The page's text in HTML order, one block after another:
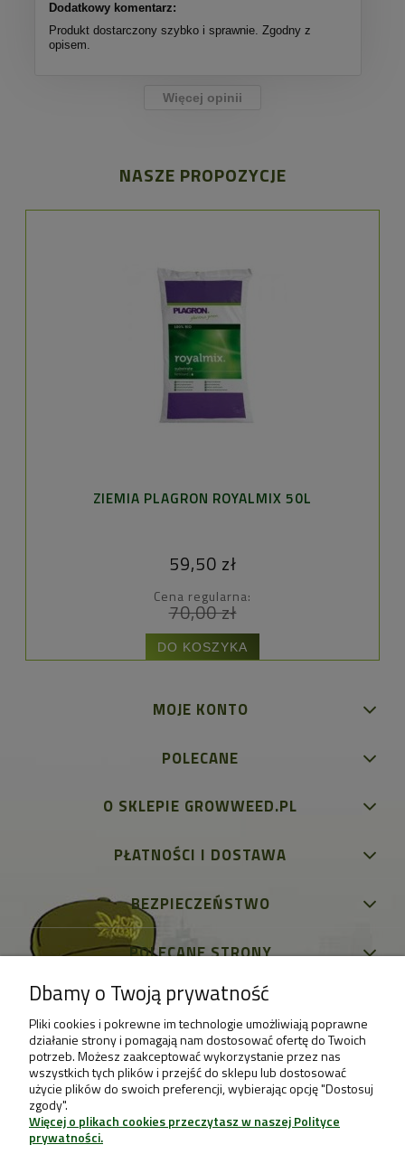
Dodatkowy komentarz:
Produkt dostarczony szybko i sprawnie. Zgodny z
opisem.
Więcej opinii
NASZE PROPOZYCJE
ZIEMIA PLAGRON ROYALMIX 50L
59,50 zł
Cena regularna:
70,00 zł
DO KOSZYKA
MOJE KONTO
POLECANE
O SKLEPIE GROWWEED.PL
PŁATNOŚCI I DOSTAWA
BEZPIECZEŃSTWO
POLECANE STRONY
Dbamy o Twoją prywatność
Pliki cookies i pokrewne im technologie umożliwiają poprawne
działanie strony i pomagają nam dostosować ofertę do Twoich
potrzeb. Możesz zaakceptować wykorzystanie przez nas
wszystkich tych plików i przejść do sklepu lub dostosować
użycie plików do swoich preferencji, wybierając opcję "Dostosuj
zgody".
Więcej o plikach cookies przeczytasz w naszej Polityce
prywatności.